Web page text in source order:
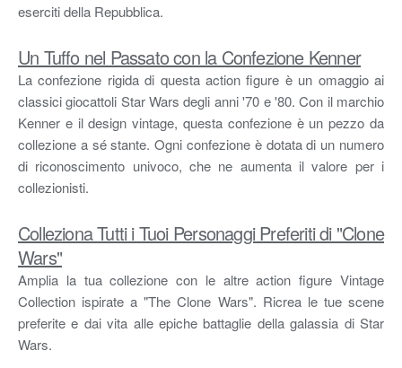
eserciti della Repubblica.
Un Tuffo nel Passato con la Confezione Kenner
La confezione rigida di questa action figure è un omaggio ai
classici giocattoli Star Wars degli anni '70 e '80. Con il marchio
Kenner e il design vintage, questa confezione è un pezzo da
collezione a sé stante. Ogni confezione è dotata di un numero
di riconoscimento univoco, che ne aumenta il valore per i
collezionisti.
Colleziona Tutti i Tuoi Personaggi Preferiti di "Clone
Wars"
Amplia la tua collezione con le altre action figure Vintage
Collection ispirate a "The Clone Wars". Ricrea le tue scene
preferite e dai vita alle epiche battaglie della galassia di Star
Wars.